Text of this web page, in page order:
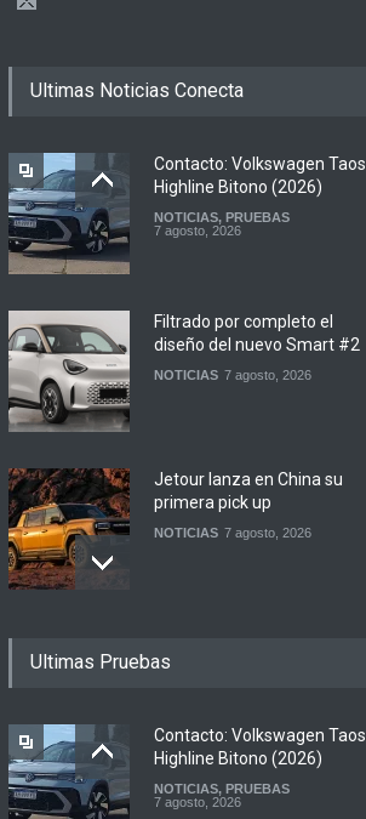
Ultimas Noticias Conecta
Contacto: Volkswagen Taos
Highline Bitono (2026)
NOTICIAS, PRUEBAS
7 agosto, 2026
Filtrado por completo el
diseño del nuevo Smart #2
NOTICIAS 7 agosto, 2026
Jetour lanza en China su
primera pick up
NOTICIAS 7 agosto, 2026
renovadas S2 y Skua 150 en
7 agosto, 2026
Argentina y Ecuador
Ultimas Pruebas
Contacto: Volkswagen Taos
Highline Bitono (2026)
NOTICIAS, PRUEBAS
7 agosto, 2026